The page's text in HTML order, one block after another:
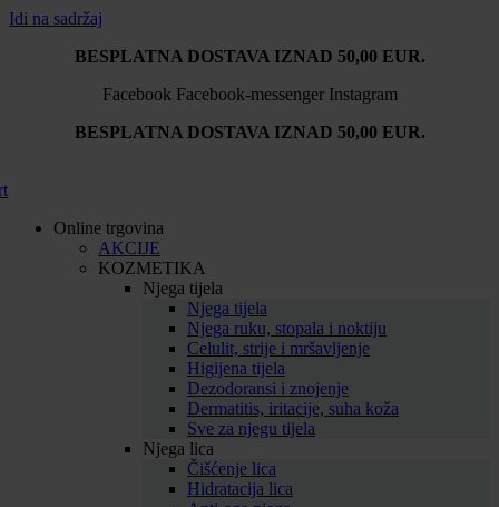
Idi na sadržaj
BESPLATNA DOSTAVA IZNAD 50,00 EUR.
Facebook Facebook-messenger Instagram
BESPLATNA DOSTAVA IZNAD 50,00 EUR.
Online trgovina
AKCIJE
KOZMETIKA
Njega tijela
Njega tijela
Njega ruku, stopala i noktiju
Celulit, strije i mršavljenje
Higijena tijela
Dezodoransi i znojenje
Dermatitis, iritacije, suha koža
Sve za njegu tijela
Njega lica
Čišćenje lica
Hidratacija lica